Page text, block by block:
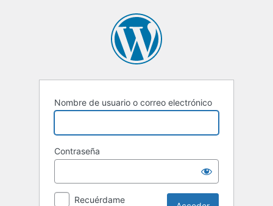
Nombre de usuario o correo electrónico
Contraseña
Recuérdame